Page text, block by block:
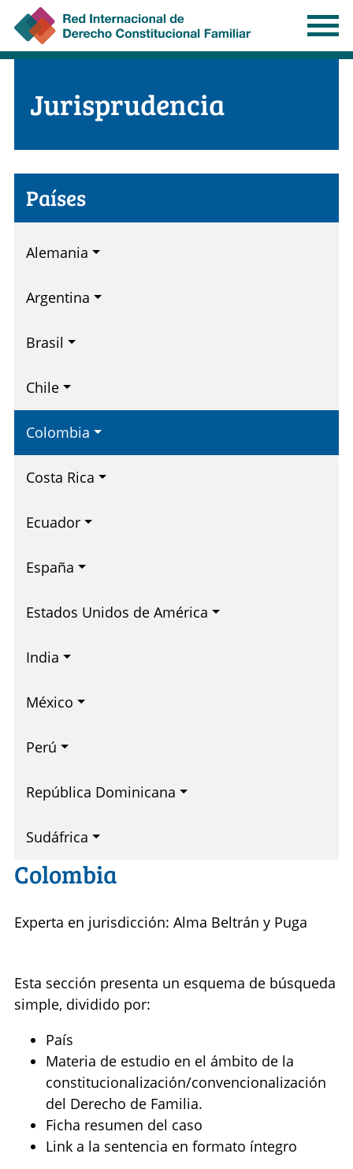
al
contenido
Jurisprudencia
Colombia
Experta en jurisdicción: Alma Beltrán y Puga
Esta sección presenta un esquema de búsqueda
simple, dividido por:
País
Materia de estudio en el ámbito de la
constitucionalización/convencionalización
del Derecho de Familia.
Ficha resumen del caso
Link a la sentencia en formato íntegro
Países
Alemania
Argentina
Brasil
Chile
Colombia
Costa Rica
Ecuador
España
Estados Unidos de América
India
México
Perú
República Dominicana
Sudáfrica